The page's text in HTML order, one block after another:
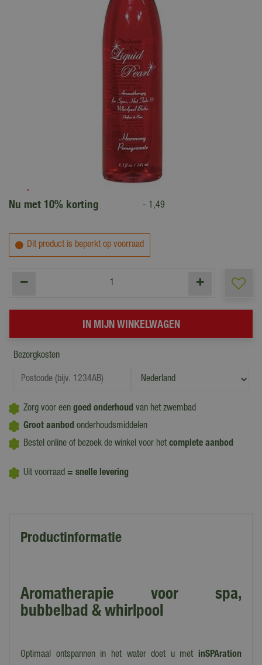
Nu met 10% korting - 1 ,49
Dit product is beperkt op voorraad
Bezorgkosten
Zorg voor een goed onderhoud van het zwembad
Groot aanbod onderhoudsmiddelen
Bestel online of bezoek de winkel voor het complete aanbod
Uit voorraad = snelle levering
Productinformatie
Aromatherapie voor spa,
bubbelbad & whirlpool
Optimaal ontspannen in het water doet u met inSPAration